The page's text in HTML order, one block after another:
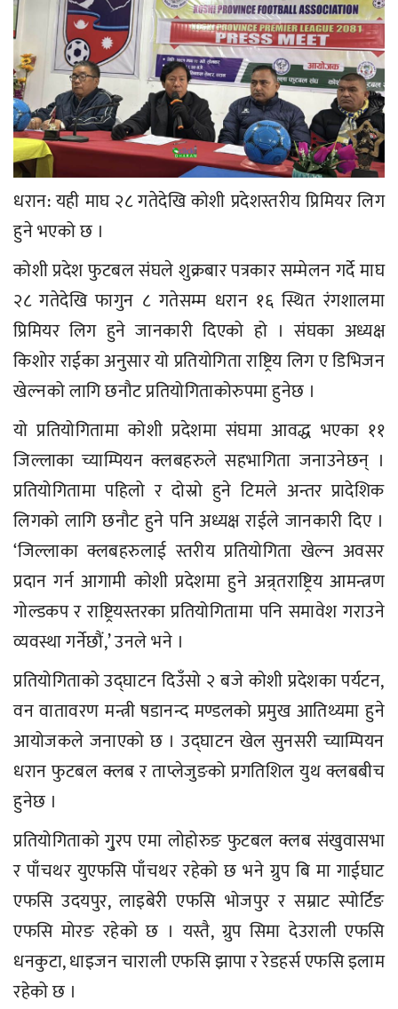
धरान: यही माघ २८ गतेदेखि कोशी प्रदेशस्तरीय प्रिमियर लिग
हुने भएको छ ।
कोशी प्रदेश फुटबल संघले शुक्रबार पत्रकार सम्मेलन गर्दे माघ
२८ गतेदेखि फागुन ८ गतेसम्म धरान १६ स्थित रंगशालमा
प्रिमियर लिग हुने जानकारी दिएको हो । संघका अध्यक्ष
किशोर राईका अनुसार यो प्रतियोगिता राष्ट्रिय लिग ए डिभिजन
खेल्नको लागि छनौट प्रतियोगिताकोरुपमा हुनेछ ।
यो प्रतियोगितामा कोशी प्रदेशमा संघमा आवद्ध भएका ११
जिल्लाका च्याम्पियन क्लबहरुले सहभागिता जनाउनेछन् ।
प्रतियोगितामा पहिलो र दोस्रो हुने टिमले अन्तर प्रादेशिक
लिगको लागि छनौट हुने पनि अध्यक्ष राईले जानकारी दिए ।
‘जिल्लाका क्लबहरुलाई स्तरीय प्रतियोगिता खेल्न अवसर
प्रदान गर्न आगामी कोशी प्रदेशमा हुने अन्र्तराष्ट्रिय आमन्त्रण
गोल्डकप र राष्ट्रियस्तरका प्रतियोगितामा पनि समावेश गराउने
व्यवस्था गर्नेछौं,’ उनले भने ।
प्रतियोगिताको उद्घाटन दिउँसो २ बजे कोशी प्रदेशका पर्यटन,
वन वातावरण मन्त्री षडानन्द मण्डलको प्रमुख आतिथ्यमा हुने
आयोजकले जनाएको छ । उद्घाटन खेल सुनसरी च्याम्पियन
धरान फुटबल क्लब र ताप्लेजुङको प्रगतिशिल युथ क्लबबीच
हुनेछ ।
प्रतियोगिताको गु्रप एमा लोहोरुङ फुटबल क्लब संखुवासभा
र पाँचथर युएफसि पाँचथर रहेको छ भने ग्रुप बि मा गाईघाट
एफसि उदयपुर, लाइबेरी एफसि भोजपुर र सम्राट स्पोर्टिङ
एफसि मोरङ रहेको छ । यस्तै, ग्रुप सिमा देउराली एफसि
धनकुटा, धाइजन चाराली एफसि झापा र रेडहर्स एफसि इलाम
रहेको छ ।